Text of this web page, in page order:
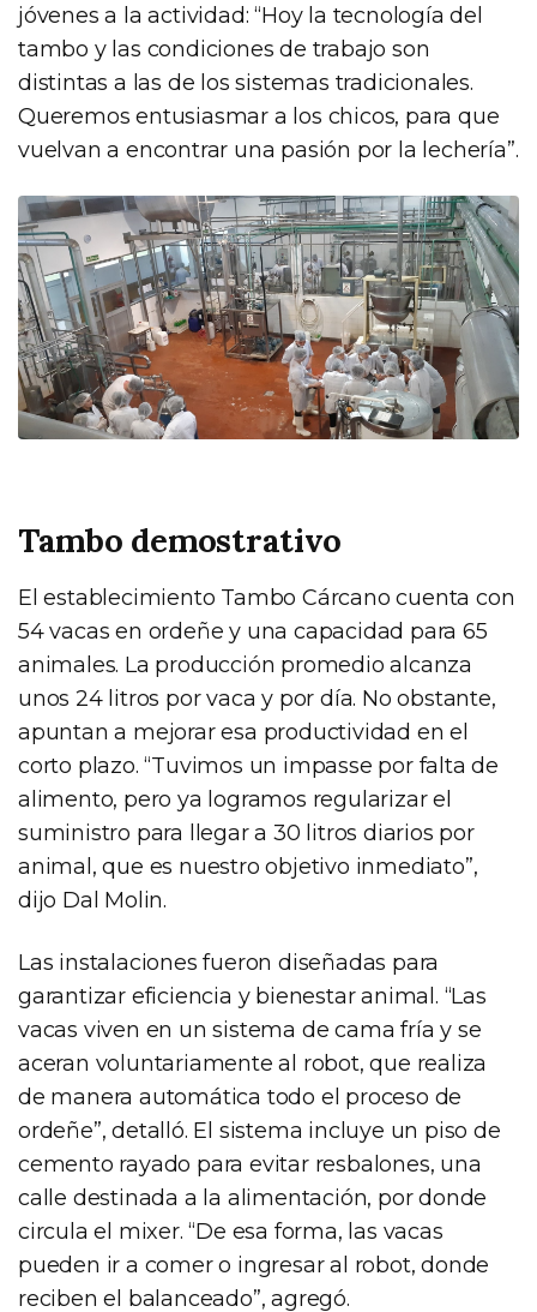
jóvenes a la actividad: “Hoy la tecnología del
tambo y las condiciones de trabajo son
distintas a las de los sistemas tradicionales.
Queremos entusiasmar a los chicos, para que
vuelvan a encontrar una pasión por la lechería”.
Tambo demostrativo
El establecimiento Tambo Cárcano cuenta con
54 vacas en ordeñe y una capacidad para 65
animales. La producción promedio alcanza
unos 24 litros por vaca y por día. No obstante,
apuntan a mejorar esa productividad en el
corto plazo. “Tuvimos un impasse por falta de
alimento, pero ya logramos regularizar el
suministro para llegar a 30 litros diarios por
animal, que es nuestro objetivo inmediato”,
dijo Dal Molin.
Las instalaciones fueron diseñadas para
garantizar eficiencia y bienestar animal. “Las
vacas viven en un sistema de cama fría y se
aceran voluntariamente al robot, que realiza
de manera automática todo el proceso de
ordeñe”, detalló. El sistema incluye un piso de
cemento rayado para evitar resbalones, una
calle destinada a la alimentación, por donde
circula el mixer. “De esa forma, las vacas
pueden ir a comer o ingresar al robot, donde
reciben el balanceado”, agregó.